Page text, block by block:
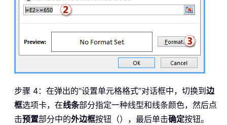
步骤 4：在弹出的“设置单元格格式”对话框中，切换到 边
框选项卡，在线条部分指定一种线型和线条颜色，然后点
击预置部分中的外边框按钮（），最后单击确定按钮。